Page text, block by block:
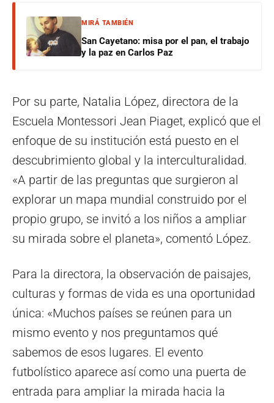
MIRÁ TAMBIÉN
San Cayetano: misa por el pan, el trabajo
y la paz en Carlos Paz
Por su parte, Natalia López, directora de la
Escuela Montessori Jean Piaget, explicó que el
enfoque de su institución está puesto en el
descubrimiento global y la interculturalidad.
«A partir de las preguntas que surgieron al
explorar un mapa mundial construido por el
propio grupo, se invitó a los niños a ampliar
su mirada sobre el planeta», comentó López.
Para la directora, la observación de paisajes,
culturas y formas de vida es una oportunidad
única: «Muchos países se reúnen para un
mismo evento y nos preguntamos qué
sabemos de esos lugares. El evento
futbolístico aparece así como una puerta de
entrada para ampliar la mirada hacia la